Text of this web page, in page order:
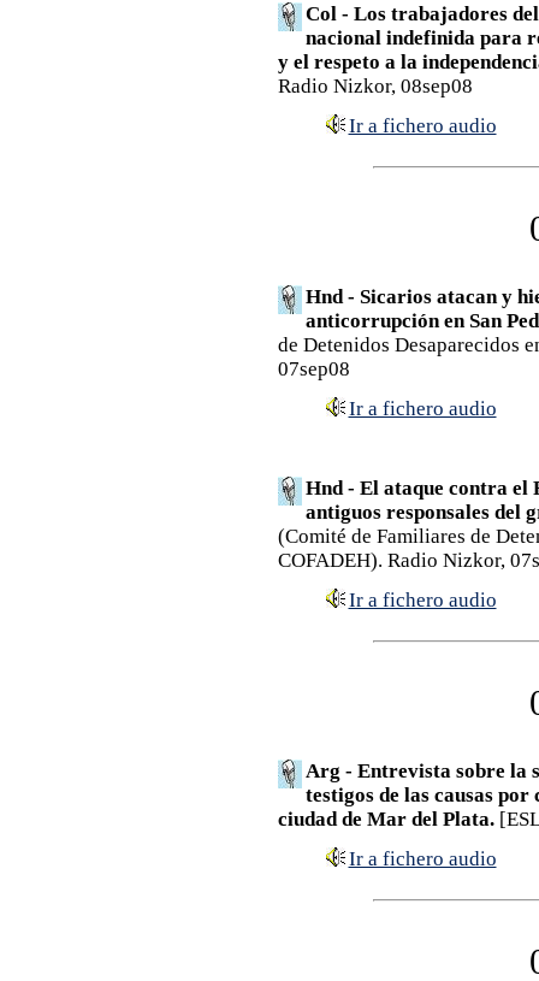
Col - Los trabajadores
nacional indefinida para
y el respeto a la
Radio Nizkor, 08sep08
Ir a fichero audio
Hnd - Sicarios atacan y
anticorrupción en San
de Detenidos Desaparecidos
07sep08
Ir a fichero audio
Hnd - El ataque contra el
antiguos responsales del
(Comité de Familiares de
COFADEH). Radio Nizkor,
Ir a fichero audio
Arg - Entrevista sobre la
testigos de las causas
ciudad de Mar del Plata.
Ir a fichero audio